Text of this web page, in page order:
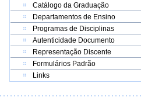
Catálogo da Graduação
Departamentos de Ensino
Programas de Disciplinas
Autenticidade Documento
Representação Discente
Formulários Padrão
Links